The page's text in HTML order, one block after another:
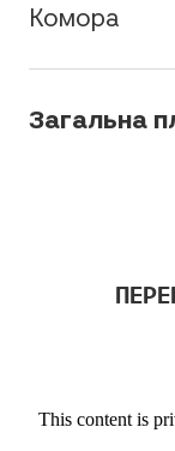
Комора
Загальна